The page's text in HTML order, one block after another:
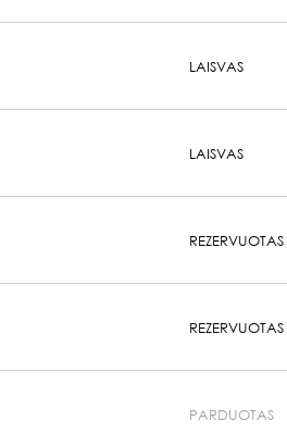
LAISVAS
LAISVAS
REZERVUOTAS
REZERVUOTAS
PARDUOTAS